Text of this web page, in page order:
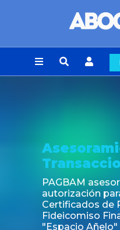
Noticia
Fin de la
laborales en